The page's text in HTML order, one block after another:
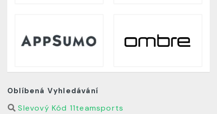
Oblíbená Vyhledávání
Slevový Kód 11teamsports